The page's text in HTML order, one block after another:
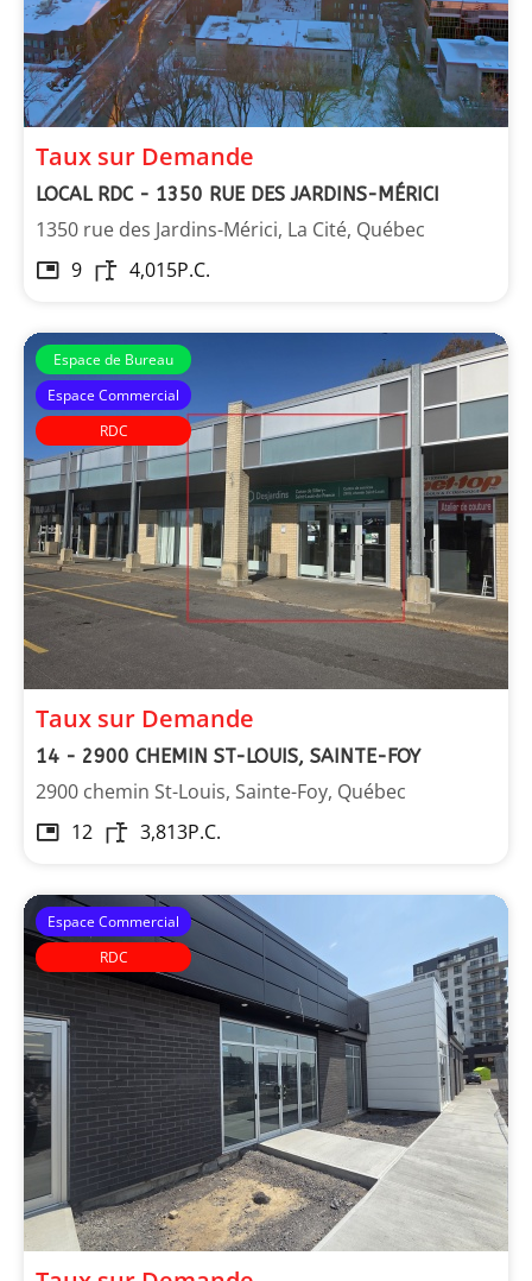
Taux sur Demande
LOCAL RDC - 1350 RUE DES JARDINS-MÉRICI
1350 rue des Jardins-Mérici, La Cité, Québec
9
4,015P.C.
Espace de Bureau
Espace Commercial
RDC
Immeubles Simard
Taux sur Demande
14 - 2900 CHEMIN ST-LOUIS, SAINTE-FOY
2900 chemin St-Louis, Sainte-Foy, Québec
12
3,813P.C.
Espace Commercial
RDC